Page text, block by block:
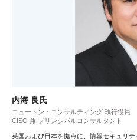
内海 良氏
ニュートン・コンサルティング 執行役員
CISO 兼 プリンシパルコンサルタント
英国および日本を拠点に、情報セキュリ